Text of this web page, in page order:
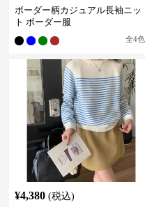
ボーダー柄カジュアル長袖ニッ
ト ボーダー服
全4色
¥4,380 (税込)